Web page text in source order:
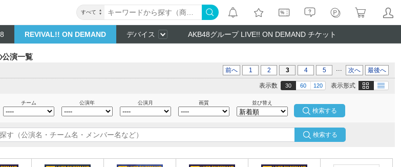
すべて
REVIVAL!! ON DEMAND デバイス AKB48グループ LIVE!! ON DEMAND チケット
演一覧
前へ 1 2 3 4 5 ... 次へ 最後へ
表示形式 画像 テキスト
表示数 30 60 120
チーム 公演年 公演月 画質 並び替え
検索する